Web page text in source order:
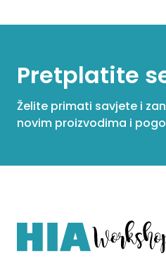
Pretplatite
Želite primati savjete i
novim proizvodima i